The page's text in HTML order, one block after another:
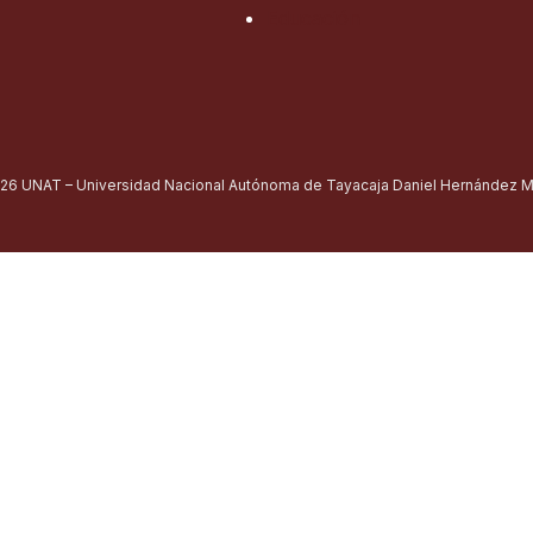
UNAT – Universidad Nacional Autónoma de Tayacaja Daniel Hernández